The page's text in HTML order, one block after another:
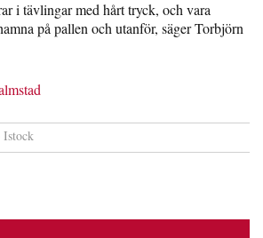
i tävlingar med hårt tryck, och vara
på pallen och utanför, säger Torbjörn
Istock